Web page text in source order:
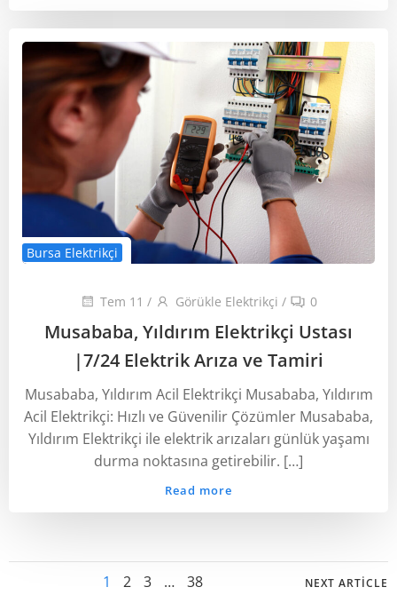
Bursa Elektrikçi
Tem 11 / Görükle Elektrikçi / 0
Musababa, Yıldırım Elektrikçi Ustası
‎|7/24 Elektrik Arıza ve Tamiri
Musababa, Yıldırım Acil Elektrikçi Musababa, Yıldırım
Acil Elektrikçi: Hızlı ve Güvenilir Çözümler Musababa,
Yıldırım Elektrikçi ile elektrik arızaları günlük yaşamı
durma noktasına getirebilir. […]
Read more
Page
1 Page
2 Page
3 … Page
38 NEXT ARTICLE